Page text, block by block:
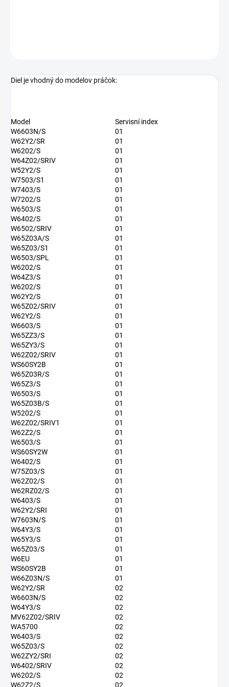
Diel je vhodný do modelov práčok:
Model
Servisní index
W6603N/S
01
W62Y2/SR
01
W6202/S
01
W64Z02/SRIV
01
W52Y2/S
01
W7503/S1
01
W7403/S
01
W7202/S
01
W6503/S
01
W6402/S
01
W6502/SRIV
01
W65Z03A/S
01
W65Z03/S1
01
W6503/SPL
01
W6202/S
01
W64Z3/S
01
W6202/S
01
W62Y2/S
01
W65Z02/SRIV
01
W62Y2/S
01
W6603/S
01
W65ZZ3/S
01
W65ZY3/S
01
W62Z02/SRIV
01
WS60SY2B
01
W65Z03R/S
01
W65Z3/S
01
W6503/S
01
W65Z03B/S
01
W5202/S
01
W62Z02/SRIV1
01
W62Z2/S
01
W6503/S
01
WS60SY2W
01
W6402/S
01
W75Z03/S
01
W62Z02/S
01
W62RZ02/S
01
W6403/S
01
W62Y2/SRI
01
W7603N/S
01
W64Y3/S
01
W65Y3/S
01
W65Z03/S
01
W6EU
01
WS60SY2B
01
W66Z03N/S
01
W62Y2/SR
02
W6603N/S
02
W64Y3/S
02
MV62Z02/SRIV
02
WA5700
02
W6403/S
02
W65Z03/S
02
W62ZY2/SRI
02
W6402/SRIV
02
W6202/S
02
W62Z2/S
02